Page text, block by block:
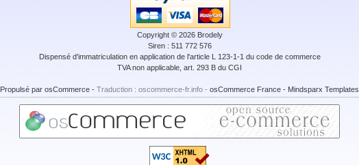
Copyright © 2026 Brodely
Siren : 511 772 576
Dispensé d'immatriculation en application de l'article L 123-1-1 du code de commerce
TVA non applicable, art. 293 B du CGI
Propulsé par osCommerce - Traduction : oscommerce-fr.info - osCommerce France - Mindsparx Templates